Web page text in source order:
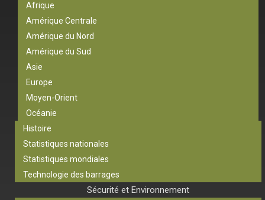
Afrique
Amérique Centrale
Amérique du Nord
Amérique du Sud
Asie
Europe
Moyen-Orient
Océanie
Histoire
Statistiques nationales
Statistiques mondiales
Technologie des barrages
Sécurité et Environnement